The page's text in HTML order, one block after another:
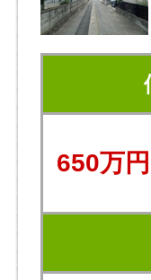
650万円